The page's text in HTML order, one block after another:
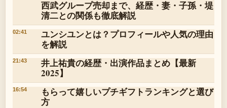
西武グループ売却まで、経歴・妻・子孫・堤
清二との関係も徹底解説
02:41
ユンシユンとは？プロフィールや人気の理由
を解説
21:43
井上祐貴の経歴・出演作品まとめ【最新
2025】
16:54
もらって嬉しいプチギフトランキングと選び
方